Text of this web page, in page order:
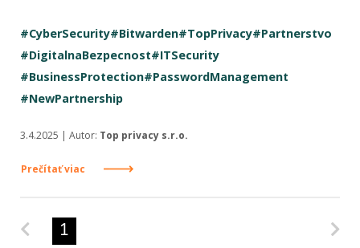
#CyberSecurity#Bitwarden#TopPrivacy#Partnerstvo
#DigitalnaBezpecnost#ITSecurity
#BusinessProtection#PasswordManagement
#NewPartnership
3.4.2025 | Autor: Top privacy s.r.o.
Prečítať viac
Predchádzajúca strana
1